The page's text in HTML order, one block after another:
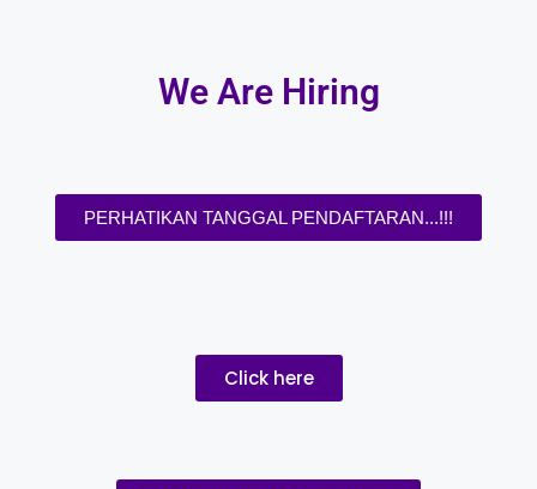
We Are Hiring
PERHATIKAN TANGGAL PENDAFTARAN...!!!​
Click here